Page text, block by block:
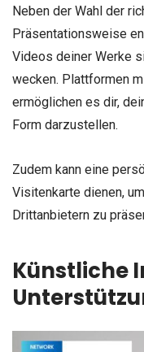
Neben der Wahl der
Präsentationsweise
Videos deiner Werke
wecken. Plattformen
ermöglichen es dir,
Form darzustellen.
Zudem kann eine
Visitenkarte dienen,
Drittanbietern zu
Künstliche